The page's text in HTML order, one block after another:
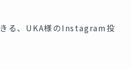
る、UKA様のInstagram投